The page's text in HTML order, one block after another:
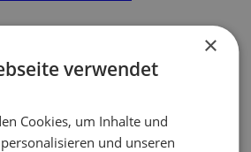
80/90/100x200cm
×
verwendet
Cookies, um Inhalte und
und unseren